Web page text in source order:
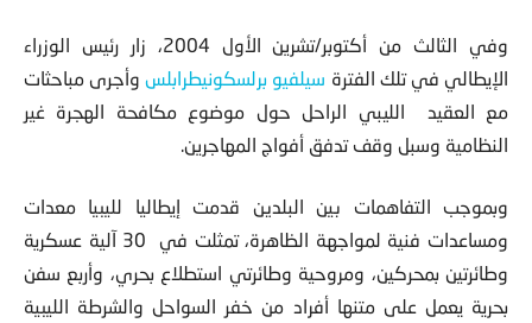
وفي الثالث من أكتوبر/تشرين الأول 2004، زار رئيس الوزراء
الإيطالي في تلك الفترة سيلفيو برلسكونيطرابلسوأجرى مباحثات
مع العقيد الليبي الراحل حول موضوع مكافحة الهجرة غير
النظامية وسبل وقف تدفق أفواج المهاجرين.
وبموجب التفاهمات بين البلدين قدمت إيطاليا لليبيا معدات
ومساعدات فنية لمواجهة الظاهرة، تمثلت في 30 آلية عسكرية
وطائرتين بمحركين، ومروحية وطائرتي استطلاع بحري، وأربع سفن
بحرية يعمل على متنها أفراد من خفر السواحل والشرطة الليبية